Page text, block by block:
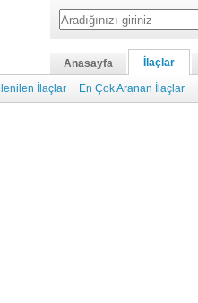
Anasayfa İlaçlar
İlaçlar En Çok Aranan İlaçlar